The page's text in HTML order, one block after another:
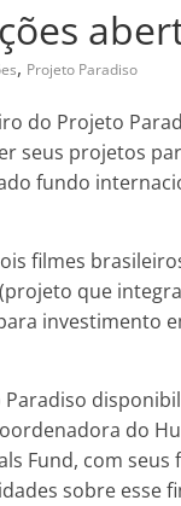
, Projeto Paradiso
do Projeto
seus projetos
fundo
filmes
(projeto que
investimento
do
Fund, com seus
sobre esse